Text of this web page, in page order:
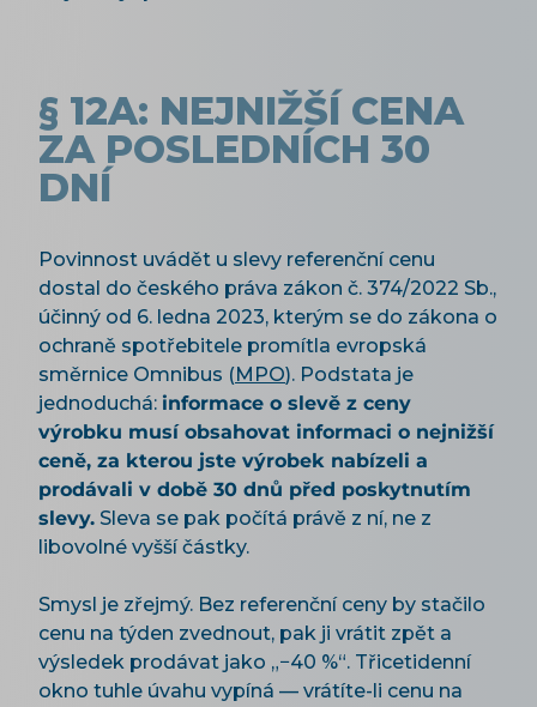
§ 12A: NEJNIŽŠÍ CENA
ZA POSLEDNÍCH 30
DNÍ
Povinnost uvádět u slevy referenční cenu
dostal do českého práva zákon č. 374/2022 Sb.,
účinný od 6. ledna 2023, kterým se do zákona o
ochraně spotřebitele promítla evropská
směrnice Omnibus (MPO). Podstata je
jednoduchá: informace o slevě z ceny
výrobku musí obsahovat informaci o nejnižší
ceně, za kterou jste výrobek nabízeli a
prodávali v době 30 dnů před poskytnutím
slevy. Sleva se pak počítá právě z ní, ne z
libovolné vyšší částky.
Smysl je zřejmý. Bez referenční ceny by stačilo
cenu na týden zvednout, pak ji vrátit zpět a
výsledek prodávat jako „−40 %“. Třicetidenní
okno tuhle úvahu vypíná — vrátíte-li cenu na